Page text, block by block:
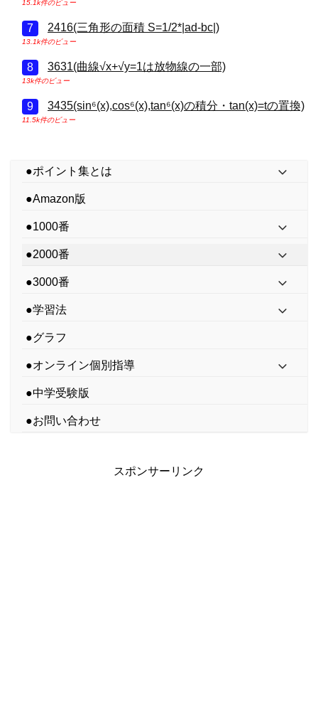
15.1k件のビュー
2416(三角形の面積 S=1/2*|ad-bc|)
13.1k件のビュー
3631(曲線√x+√y=1は放物線の一部)
13k件のビュー
3435(sin⁶(x),cos⁶(x),tan⁶(x)の積分・tan(x)=tの置換)
11.5k件のビュー
●ポイント集とは
●Amazon版
●1000番
●2000番
●3000番
●学習法
●グラフ
●オンライン個別指導
●中学受験版
●お問い合わせ
スポンサーリンク